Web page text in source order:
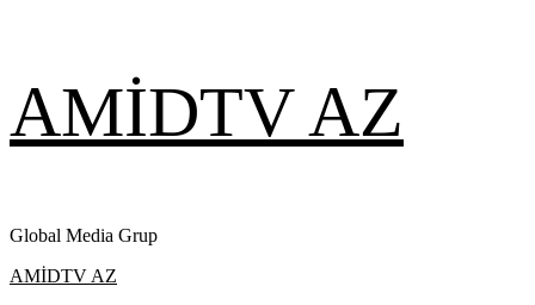
content
AMİDTV AZ
Global Media Grup
Primary
AMİDTV AZ